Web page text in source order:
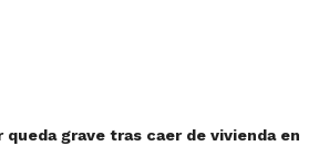
queda grave tras caer de vivienda en